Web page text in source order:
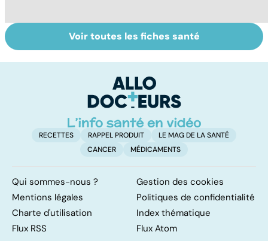
HPV : tout savoir
sur les
Cancer : la
fatigue avant
Voir toutes les fiches santé
RECETTES RAPPEL PRODUIT
LE MAG DE LA SANTÉ
CANCER
MÉDICAMENTS
Qui sommes-nous ?
Gestion des cookies
Mentions légales
Politiques de confidentialité
Charte d'utilisation
Index thématique
Flux RSS
Flux Atom